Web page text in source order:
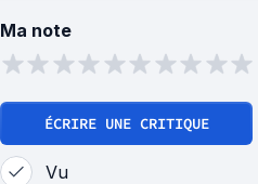
Ma note
ÉCRIRE UNE CRITIQUE
Vu